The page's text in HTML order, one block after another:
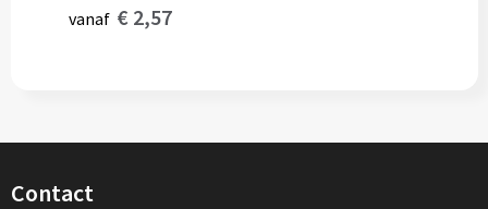
vanaf € 2,57
Contact